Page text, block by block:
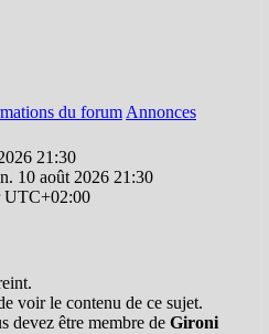
du forum Annonces
21:30
10 août 2026 21:30
UTC+02:00
voir le contenu de ce sujet.
devez être membre de Gironi